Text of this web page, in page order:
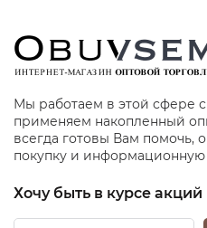
Мы работаем в этой сфере
применяем накопленный
всегда готовы Вам помочь,
покупку и
Хочу быть в курсе